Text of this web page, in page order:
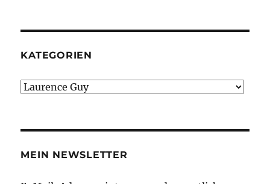
KATEGORIEN
Kategorien
MEIN NEWSLETTER